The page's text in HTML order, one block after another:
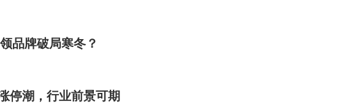
型在应用框架、系统能力、任务能力、安全可…
品牌破局寒冬？
停潮，行业前景可期